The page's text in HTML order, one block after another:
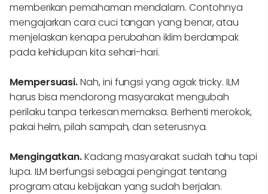
memberikan pemahaman mendalam. Contohnya
mengajarkan cara cuci tangan yang benar, atau
menjelaskan kenapa perubahan iklim berdampak
pada kehidupan kita sehari-hari.
Mempersuasi.Nah, ini fungsi yang agak tricky. ILM
harus bisa mendorong masyarakat mengubah
perilaku tanpa terkesan memaksa. Berhenti merokok,
pakai helm, pilah sampah, dan seterusnya.
Mengingatkan.Kadang masyarakat sudah tahu tapi
lupa. ILM berfungsi sebagai pengingat tentang
program atau kebijakan yang sudah berjalan.